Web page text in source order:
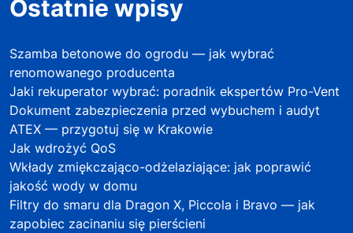
Ostatnie wpisy
Szamba betonowe do ogrodu — jak wybrać
renomowanego producenta
Jaki rekuperator wybrać: poradnik ekspertów Pro-Vent
Dokument zabezpieczenia przed wybuchem i audyt
ATEX — przygotuj się w Krakowie
Jak wdrożyć QoS
Wkłady zmiękczająco-odżelaziające: jak poprawić
jakość wody w domu
Filtry do smaru dla Dragon X, Piccola i Bravo — jak
zapobiec zacinaniu się pierścieni